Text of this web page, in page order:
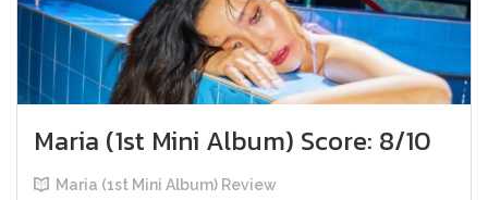
Maria (1st Mini Album) Score: 8/10
Maria (1st Mini Album) Review